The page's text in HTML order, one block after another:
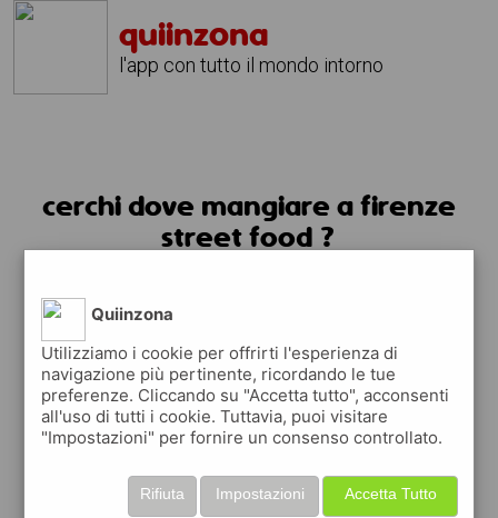
quiinzona
l'app con tutto il mondo intorno
cerchi dove mangiare a firenze
street food ?
Quiinzona
Utilizziamo i cookie per offrirti l'esperienza di
navigazione più pertinente, ricordando le tue
preferenze. Cliccando su "Accetta tutto", acconsenti
all'uso di tutti i cookie. Tuttavia, puoi visitare
"Impostazioni" per fornire un consenso controllato.
Accetta Tutto
Impostazioni
Rifiuta